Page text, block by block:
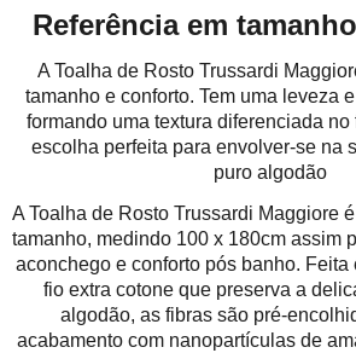
Referência em
A Toalha de Rosto Trussardi
tamanho e conforto. Tem uma leveza
formando uma textura diferenciada no
escolha perfeita para envolver-se na
puro algodão
A Toalha de Rosto Trussardi Maggiore
tamanho, medindo 100 x 180cm assim
aconchego e conforto pós banho.
fio extra cotone que preserva a
algodão, as fibras são pré-
acabamento com nanopartículas de